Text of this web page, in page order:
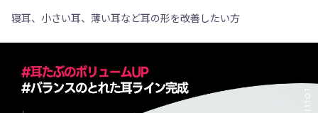
寝耳、小さい耳、薄い耳など耳の形を改善したい方